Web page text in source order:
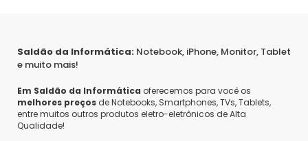
Esse modelo não possui saídas HDMI e não é
Saldão da Informática: Notebook, iPhone, Monitor, Tablet
e muito mais!
Em Saldão da Informática oferecemos para você os
melhores preços de Notebooks, Smartphones, TVs, Tablets,
entre muitos outros produtos eletro-eletrônicos de Alta
Qualidade!